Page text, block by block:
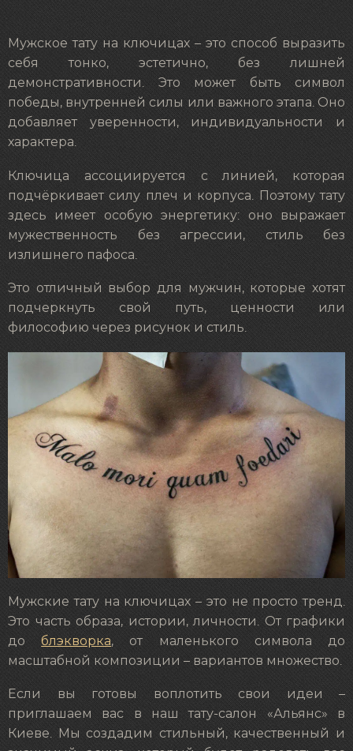
Мужское тату на ключицах – это способ выразить
себя тонко, эстетично, без лишней
демонстративности. Это может быть символ
победы, внутренней силы или важного этапа. Оно
добавляет уверенности, индивидуальности и
характера.
Ключица ассоциируется с линией, которая
подчёркивает силу плеч и корпуса. Поэтому тату
здесь имеет особую энергетику: оно выражает
мужественность без агрессии, стиль без
излишнего пафоса.
Это отличный выбор для мужчин, которые хотят
подчеркнуть свой путь, ценности или
философию через рисунок и стиль.
Мужские тату на ключицах – это не просто тренд.
Это часть образа, истории, личности. От графики
доблэкворка, от маленького символа до
масштабной композиции – вариантов множество.
Если вы готовы воплотить свои идеи –
приглашаем вас в наш тату-салон «Альянс» в
Киеве. Мы создадим стильный, качественный и